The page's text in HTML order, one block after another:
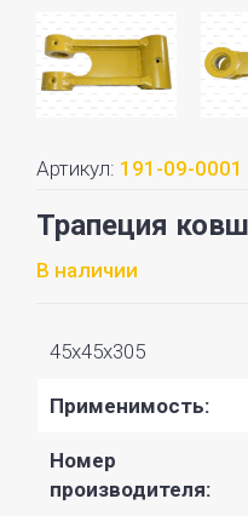
Артикул: 191-09-0001
Трапеция
В наличии
45x45x305
Применимость:
Номер
производителя: